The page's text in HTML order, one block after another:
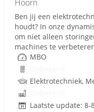
Hoorn
Ben jij een
houdt? In onze
om niet alleen
machines te
MBO
Elektrotechniek,
Laatste update: 8-